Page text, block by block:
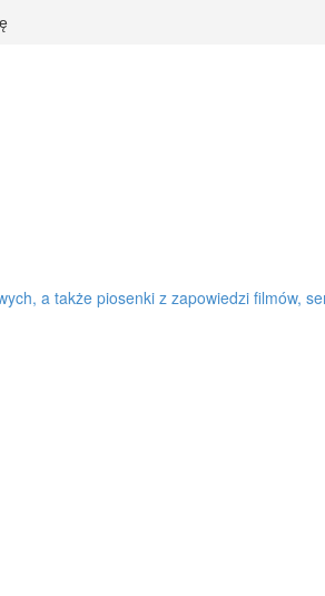
a także piosenki z zapowiedzi filmów,